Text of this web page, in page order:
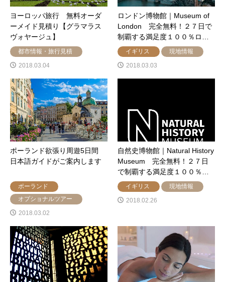
ヨーロッパ旅行 無料オーダ
ーメイド見積り【グラマラス
ヴォヤージュ】
都市情報・旅行見積
2018.03.04
ロンドン博物館｜Museum of
London 完全無料！２７日で
制覇する満足度１００％ロ…
イギリス
現地情報
2018.03.03
ポーランド欲張り周遊5日間
日本語ガイドがご案内します
ポーランド
オプショナルツアー
2018.03.02
自然史博物館｜Natural History
Museum 完全無料！２７日
で制覇する満足度１００％…
イギリス
現地情報
2018.02.26